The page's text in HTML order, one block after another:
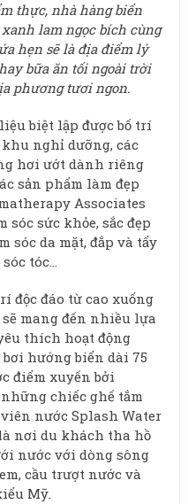
thực, nhà hàng biển
lam ngọc bích cùng
hẹn sẽ là địa điểm lý
bữa ăn tối ngoài trời
phương tươi ngon.
biệt lập được bố trí
nghỉ dưỡng, các
hơi ướt dành riêng
sản phẩm làm đẹp
Associates
sức khỏe, sắc đẹp
sóc da mặt, đắp và tẩy
tóc…
độc đáo từ cao xuống
mang đến nhiều lựa
thích hoạt động
hướng biển dài 75
điểm xuyến bởi
chiếc ghế tắm
nước Splash Water
nơi du khách tha hồ
nước với dòng sông
cầu trượt nước và
Mỹ.